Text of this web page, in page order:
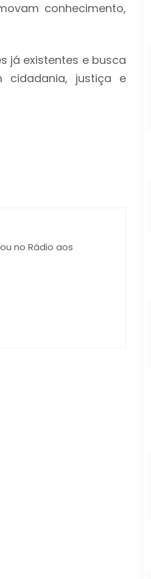
conhecimento,
já existentes e busca
cidadania, justiça e
no Rádio aos